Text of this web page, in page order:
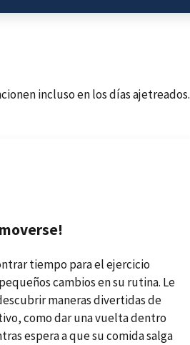
incluso en los días
tiempo para el ejercicio
cambios en su rutina. Le
maneras divertidas de
como dar una vuelta dentro
espera a que su comida salga